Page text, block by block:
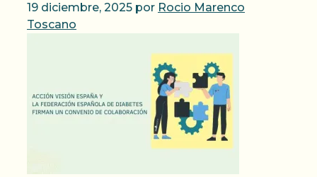
19 diciembre, 2025 por Rocio Marenco
Toscano